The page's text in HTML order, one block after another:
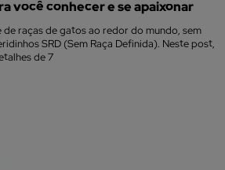
você conhecer e se apaixonar
de raças de gatos ao redor do mundo, sem
SRD (Sem Raça Definida). Neste post,
de 7